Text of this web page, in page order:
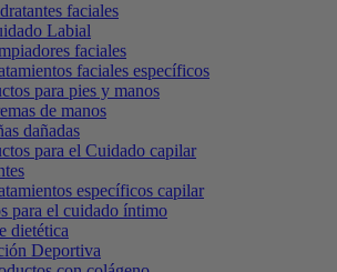
faciales
Labial
faciales
faciales específicos
para pies y manos
de manos
dañadas
para el Cuidado capilar
específicos capilar
para el cuidado íntimo
dietética
Deportiva